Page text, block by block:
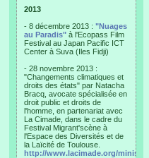
2013
- 8 décembre 2013 : "Nuages
au Paradis" à l'Ecopass Film
Festival au Japan Pacific ICT
Center à Suva (Iles Fidji)
- 28 novembre 2013 :
"Changements climatiques et
droits des états" par Natacha
Bracq, avocate spécialisée en
droit public et droits de
l'homme, en partenariat avec
La Cimade, dans le cadre du
Festival Migrant'scène à
l'Espace des Diversités et de
la Laïcité de Toulouse.
http://www.lacimade.org/